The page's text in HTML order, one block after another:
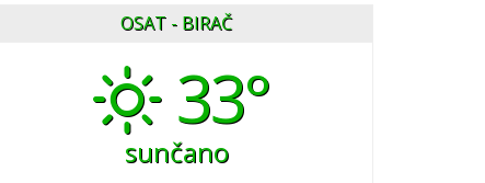
OSAT - BIRAČ
33°
sunčano